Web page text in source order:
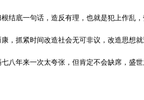
结底一句话，造反有理，也就是犯上作乱
，抓紧时间改造社会无可非议，改造思想
八年来一次太夸张，但肯定不会缺席，盛